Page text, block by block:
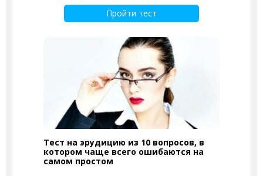
Пройти тест
Тест на эрудицию из 10 вопросов, в
котором чаще всего ошибаются на
самом простом